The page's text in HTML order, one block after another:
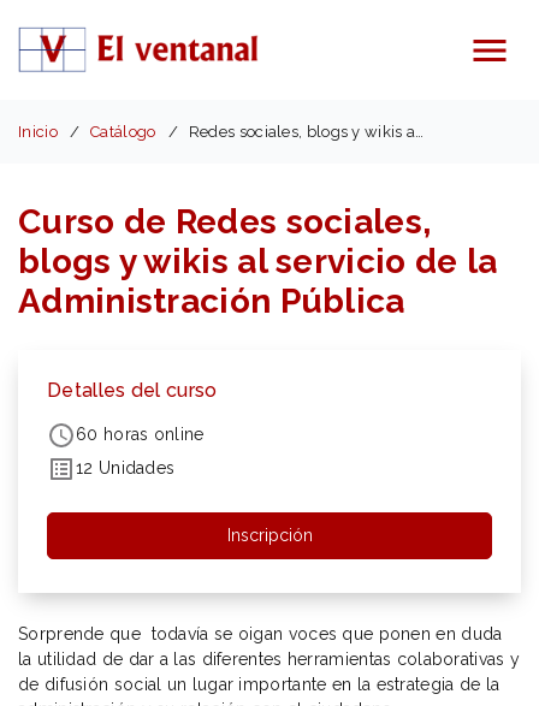
Menú
Inicio Catálogo Redes sociales, blogs y wikis al servicio de la AP
Curso de Redes sociales,
blogs y wikis al servicio de la
Administración Pública
Detalles del curso
60 horas online
12 Unidades
Inscripción
Sorprende que todavía se oigan voces que ponen en duda
la utilidad de dar a las diferentes herramientas colaborativas y
de difusión social un lugar importante en la estrategia de la